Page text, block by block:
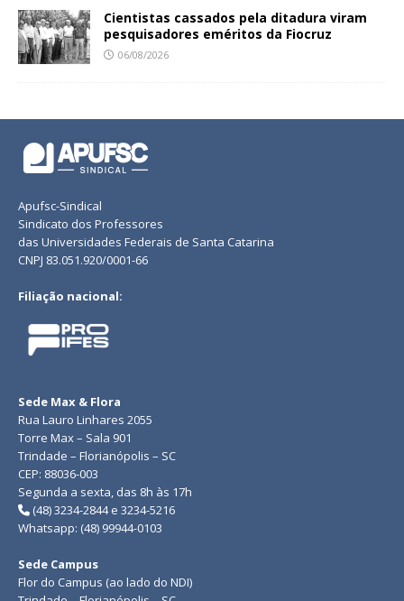
Cientistas cassados pela ditadura viram
pesquisadores eméritos da Fiocruz
06/08/2026
Apufsc-Sindical
Sindicato dos Professores
das Universidades Federais de Santa Catarina
CNPJ 83.051.920/0001-66
Filiação nacional:
Sede Max & Flora
Rua Lauro Linhares 2055
Torre Max – Sala 901
Trindade – Florianópolis – SC
CEP: 88036-003
Segunda a sexta, das 8h às 17h
(48) 3234-2844 e 3234-5216
Whatsapp: (48) 99944-0103
Sede Campus
Flor do Campus (ao lado do NDI)